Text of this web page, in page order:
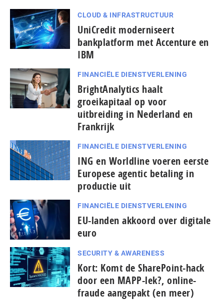
CLOUD & INFRASTRUCTUUR
UniCredit moderniseert
bankplatform met Accenture en
IBM
FINANCIËLE DIENSTVERLENING
BrightAnalytics haalt
groeikapitaal op voor
uitbreiding in Nederland en
Frankrijk
FINANCIËLE DIENSTVERLENING
ING en Worldline voeren eerste
Europese agentic betaling in
productie uit
FINANCIËLE DIENSTVERLENING
EU-landen akkoord over digitale
euro
SECURITY & AWARENESS
Kort: Komt de SharePoint-hack
door een MAPP-lek?, online-
fraude aangepakt (en meer)